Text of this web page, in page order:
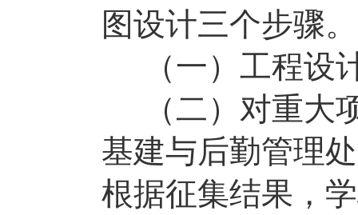
图设计三个步骤。
（一）工程设
（二）对重大
基建与后勤管理
根据征集结果，